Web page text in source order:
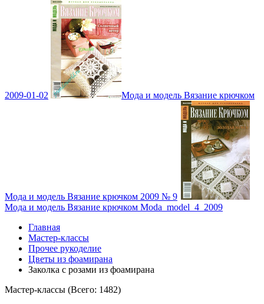
2009-01-02 Мода и модель Вязание крючком
Мода и модель Вязание крючком 2009 № 9
Мода и модель Вязание крючком Moda_model_4_2009
Главная
Мастер-классы
Прочее рукоделие
Цветы из фоамирана
Заколка с розами из фоамирана
Мастер-классы (Всего: 1482)